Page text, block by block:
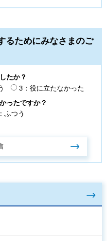
るためにみなさまのご
たか？
3：役に立たなかった
ったですか？
ふつう